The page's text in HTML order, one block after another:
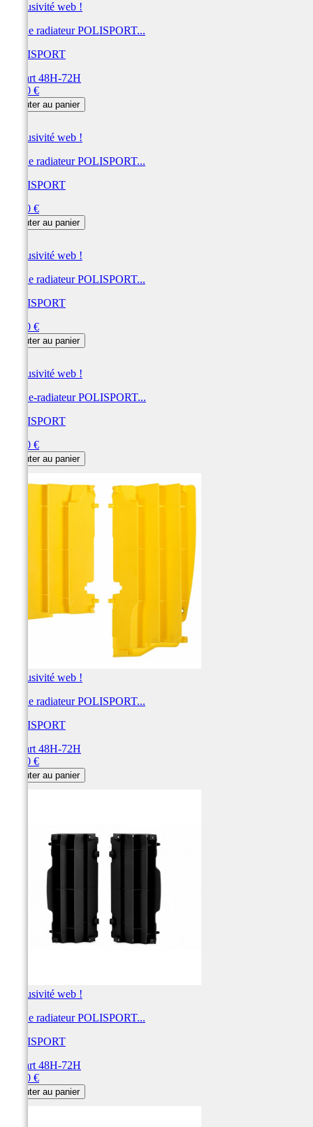
Exclusivité web !
Cache radiateur POLISPORT...
POLISPORT
Départ 48H-72H
31,00 €
Ajouter au panier
Exclusivité web !
Cache radiateur POLISPORT...
POLISPORT
31,00 €
Ajouter au panier
Exclusivité web !
Cache radiateur POLISPORT...
POLISPORT
31,00 €
Ajouter au panier
Exclusivité web !
Cache-radiateur POLISPORT...
POLISPORT
31,00 €
Ajouter au panier
Exclusivité web !
Cache radiateur POLISPORT...
POLISPORT
Départ 48H-72H
31,00 €
Ajouter au panier
Exclusivité web !
Cache radiateur POLISPORT...
POLISPORT
Départ 48H-72H
31,00 €
Ajouter au panier